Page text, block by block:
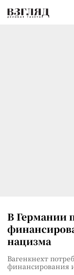
В Германии
нацизма
Вагенкнехт
финансирования